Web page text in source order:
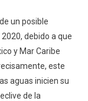
un posible
debido a que
y Mar Caribe
este
aguas inicien su
de la